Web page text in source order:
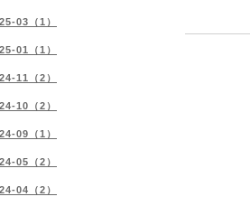
03（1）
01（1）
11（2）
10（2）
09（1）
05（2）
04（2）